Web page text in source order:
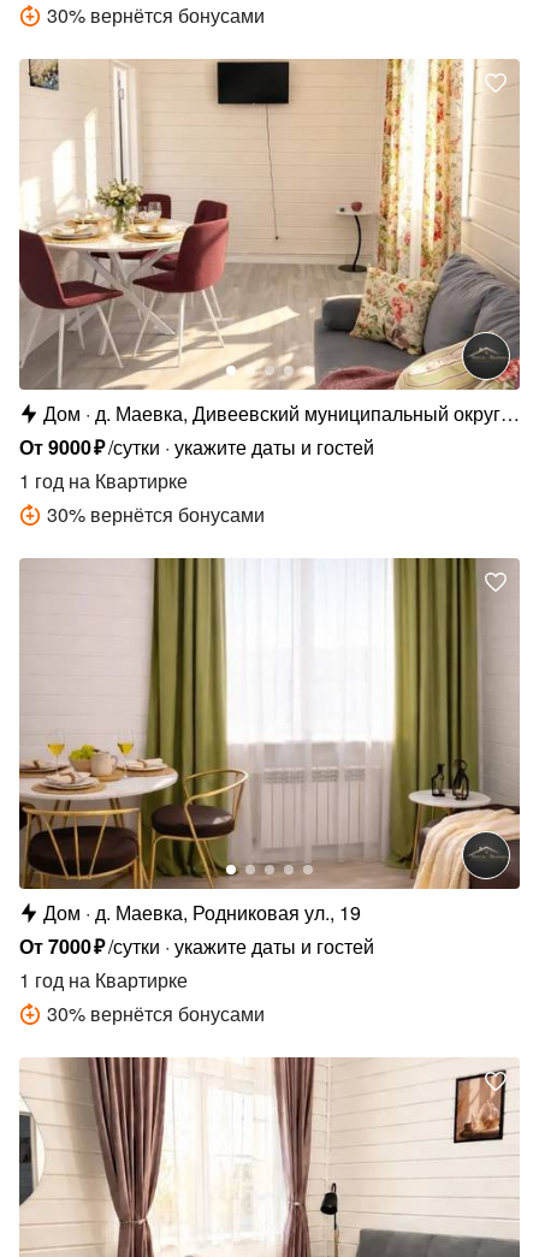
30% вернётся бонусами
Дом д. Маевка, Дивеевский муниципальный округ,
д. Маевка, Родниковая ул., 31
От9000₽/сутки укажите даты и гостей
1 год на Квартирке
30% вернётся бонусами
Дом
д. Маевка, Родниковая ул., 19
От7000₽/сутки укажите даты и гостей
1 год на Квартирке
30% вернётся бонусами